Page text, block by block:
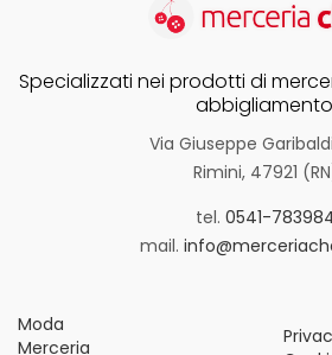
Specializzati nei prodotti di
Via Giuseppe
Rimini, 47921
tel. 0541-
mail.
Moda
Merceria